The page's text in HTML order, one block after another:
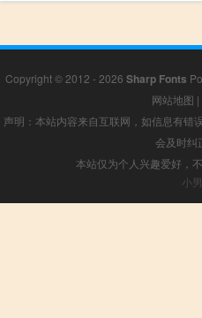
Copyright © 2012 - 2026 Sharp Fonts
网站地图 |
声明：本站内容来自互联网，如信息有错
会及时纠
本站仅为个人兴趣爱好，
小